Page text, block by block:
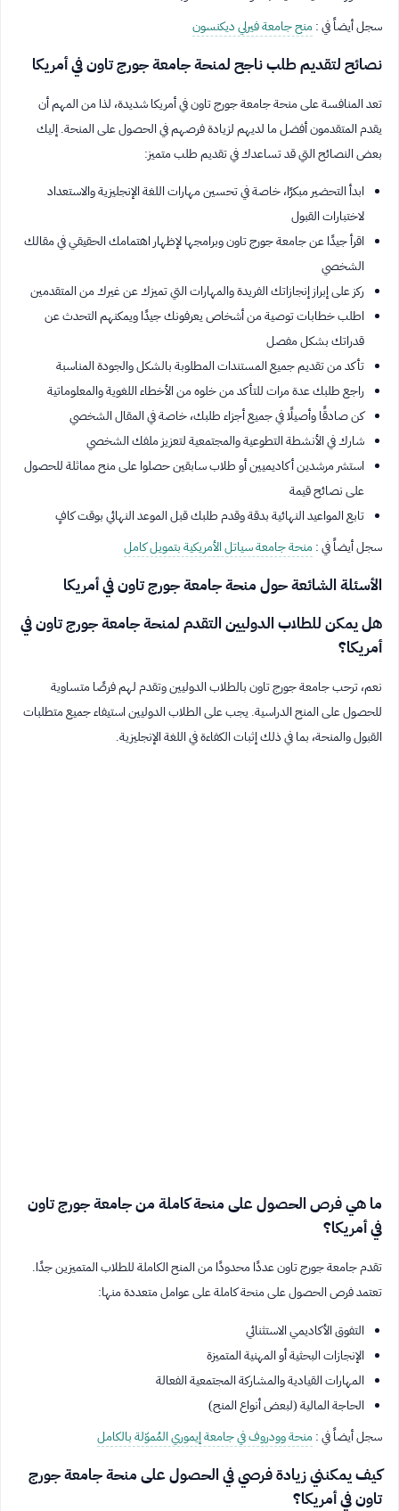
سجل أيضاً في :منح جامعة فيرلي ديكنسون
نصائح لتقديم طلب ناجح لمنحة جامعة جورج تاون في أمريكا
تعد المنافسة على منحة جامعة جورج تاون في أمريكا شديدة، لذا من المهم أن
يقدم المتقدمون أفضل ما لديهم لزيادة فرصهم في الحصول على المنحة. إليك
بعض النصائح التي قد تساعدك في تقديم طلب متميز:
ابدأ التحضير مبكرًا، خاصة في تحسين مهارات اللغة الإنجليزية والاستعداد
لاختبارات القبول
اقرأ جيدًا عن جامعة جورج تاون وبرامجها لإظهار اهتمامك الحقيقي في مقالك
الشخصي
ركز على إبراز إنجازاتك الفريدة والمهارات التي تميزك عن غيرك من المتقدمين
اطلب خطابات توصية من أشخاص يعرفونك جيدًا ويمكنهم التحدث عن
قدراتك بشكل مفصل
تأكد من تقديم جميع المستندات المطلوبة بالشكل والجودة المناسبة
راجع طلبك عدة مرات للتأكد من خلوه من الأخطاء اللغوية والمعلوماتية
كن صادقًا وأصيلًا في جميع أجزاء طلبك، خاصة في المقال الشخصي
شارك في الأنشطة التطوعية والمجتمعية لتعزيز ملفك الشخصي
استشر مرشدين أكاديميين أو طلاب سابقين حصلوا على منح مماثلة للحصول
على نصائح قيمة
تابع المواعيد النهائية بدقة وقدم طلبك قبل الموعد النهائي بوقت كافٍ
سجل أيضاً في :منحة جامعة سياتل الأمريكية بتمويل كامل
الأسئلة الشائعة حول منحة جامعة جورج تاون في أمريكا
هل يمكن للطلاب الدوليين التقدم لمنحة جامعة جورج تاون في
أمريكا؟
نعم، ترحب جامعة جورج تاون بالطلاب الدوليين وتقدم لهم فرصًا متساوية
للحصول على المنح الدراسية. يجب على الطلاب الدوليين استيفاء جميع متطلبات
القبول والمنحة، بما في ذلك إثبات الكفاءة في اللغة الإنجليزية.
ما هي فرص الحصول على منحة كاملة من جامعة جورج تاون
في أمريكا؟
تقدم جامعة جورج تاون عددًا محدودًا من المنح الكاملة للطلاب المتميزين جدًا.
تعتمد فرص الحصول على منحة كاملة على عوامل متعددة منها:
التفوق الأكاديمي الاستثنائي
الإنجازات البحثية أو المهنية المتميزة
المهارات القيادية والمشاركة المجتمعية الفعالة
الحاجة المالية (لبعض أنواع المنح)
سجل أيضاً في :منحة وودروف في جامعة إيموري المُموّلة بالكامل
كيف يمكنني زيادة فرصي في الحصول على منحة جامعة جورج
تاون في أمريكا؟